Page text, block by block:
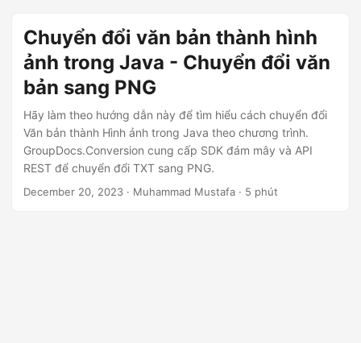
Chuyển đổi văn bản thành hình
ảnh trong Java - Chuyển đổi văn
bản sang PNG
Hãy làm theo hướng dẫn này để tìm hiểu cách chuyển đổi
Văn bản thành Hình ảnh trong Java theo chương trình.
GroupDocs.Conversion cung cấp SDK đám mây và API
REST để chuyển đổi TXT sang PNG.
December 20, 2023 · Muhammad Mustafa · 5 phút